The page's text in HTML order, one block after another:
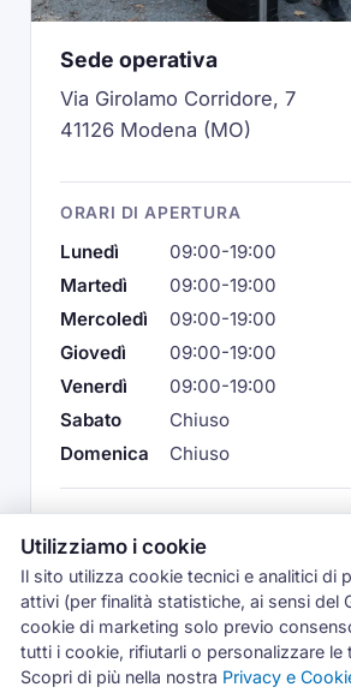
Sede operativa
Via Girolamo Corridore, 7
41126 Modena (MO)
ORARI DI APERTURA
Lunedì
09:00-19:00
Martedì
09:00-19:00
Mercoledì
09:00-19:00
Giovedì
09:00-19:00
Venerdì
09:00-19:00
Sabato
Chiuso
Domenica
Chiuso
Utilizziamo i cookie
Il sito utilizza cookie tecnici e analitici di
attivi (per finalità statistiche, ai sensi del
cookie di marketing solo previo
tutti i cookie, rifiutarli o personalizzare le
Scopri di più nella nostra Privacy e